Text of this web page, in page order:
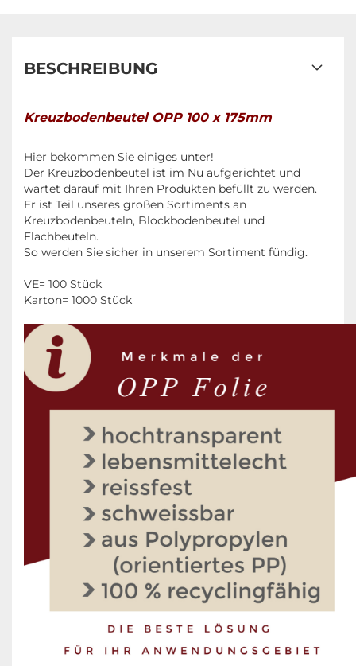
BESCHREIBUNG
Kreuzbodenbeutel OPP 100 x 175mm
Hier bekommen Sie einiges unter!
Der Kreuzbodenbeutel ist im Nu aufgerichtet und
wartet darauf mit Ihren Produkten befüllt zu werden.
Er ist Teil unseres großen Sortiments an
Kreuzbodenbeuteln, Blockbodenbeutel und
Flachbeuteln.
So werden Sie sicher in unserem Sortiment fündig.
VE= 100 Stück
Karton= 1000 Stück